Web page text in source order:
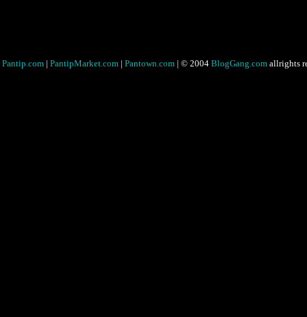
Pantip.com | PantipMarket.com | Pantown.com | © 2004 BlogGang.com allrights